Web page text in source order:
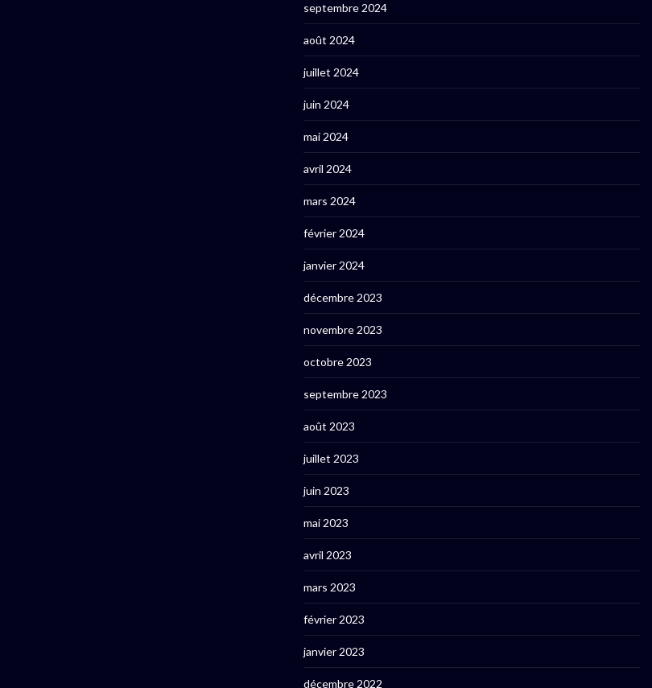
septembre 2024
août 2024
juillet 2024
juin 2024
mai 2024
avril 2024
mars 2024
février 2024
janvier 2024
décembre 2023
novembre 2023
octobre 2023
septembre 2023
août 2023
juillet 2023
juin 2023
mai 2023
avril 2023
mars 2023
février 2023
janvier 2023
décembre 2022